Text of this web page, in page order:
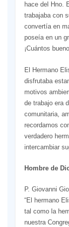
hace del Hno.
trabajaba con
convertía en
poseía en un
¡Cuántos
El Hermano
disfrutaba
motivos
de trabajo era
comunitaria,
recordamos
verdadero
intercambiar
Hombre de
P. Giovanni
“El hermano
tal como la
nuestra